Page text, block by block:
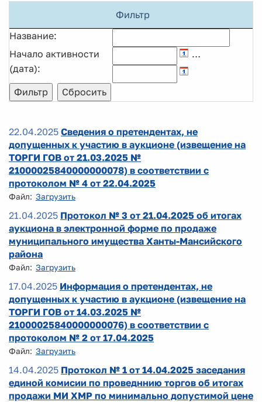
Фильтр
Название:
Начало активности
(дата):
…
22.04.2025 Сведения о претендентах, не
допущенных к участию в аукционе (извещение на
ТОРГИ ГОВ от 21.03.2025 №
21000025840000000078) в соответствии с
протоколом № 4 от 22.04.2025
Файл: Загрузить
21.04.2025 Протокол № 3 от 21.04.2025 об итогах
аукциона в электронной форме по продаже
муниципального имущества Ханты-Мансийского
района
Файл: Загрузить
17.04.2025 Информация о претендентах, не
допущенных к участию в аукционе (извещение на
ТОРГИ ГОВ от 14.03.2025 №
21000025840000000076) в соответствии с
протоколом № 2 от 17.04.2025
Файл: Загрузить
14.04.2025 Протокол № 1 от 14.04.2025 заседания
единой комисии по проведннию торгов об итогах
продажи МИ ХМР по минимально допустимой цене